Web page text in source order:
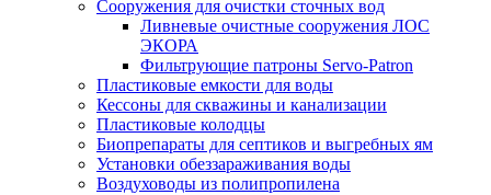
Сооружения для очистки сточных вод
Ливневые очистные сооружения ЛОС
ЭКОРА
Фильтрующие патроны Servo-Patron
Пластиковые емкости для воды
Кессоны для скважины и канализации
Пластиковые колодцы
Биопрепараты для септиков и выгребных ям
Установки обеззараживания воды
Воздуховоды из полипропилена